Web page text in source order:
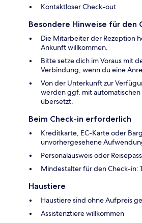
Kontaktloser Check-out
Besondere Hinweise für den
Die Mitarbeiter der Rezeption
Ankunft willkommen.
Bitte setze dich im Voraus mit
Verbindung, wenn du eine
Von der Unterkunft zur
werden ggf. mit
übersetzt.
Beim Check-in erforderlich
Kreditkarte, EC-Karte oder
unvorhergesehene
Personalausweis oder
Mindestalter für den Check-in:
Haustiere
Haustiere sind ohne Aufpreis
Assistenztiere willkommen